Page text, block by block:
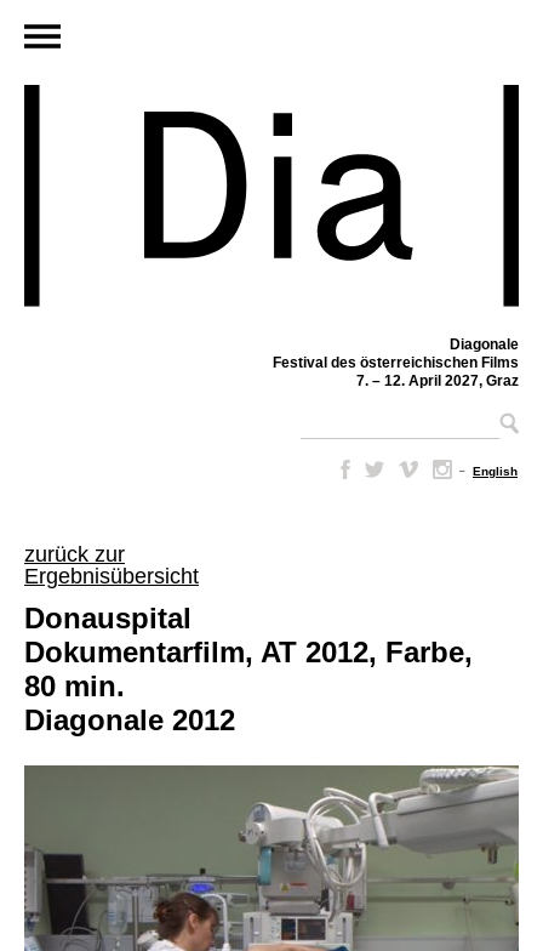
Diagonale
Festival des österreichischen Films
7. – 12. April 2027, Graz
– English
zurück zur
Ergebnisübersicht
Donauspital
Dokumentarfilm, AT 2012, Farbe,
80 min.
Diagonale 2012